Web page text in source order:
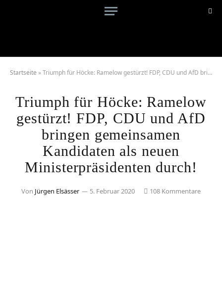
Startseite »Triumph für Höcke: Ramelow gestürzt! FDP, CDU und AfD bringen gemeinsamen Kandidaten als neuen Ministerpräsidenten durch!
Triumph für Höcke: Ramelow
gestürzt! FDP, CDU und AfD
bringen gemeinsamen
Kandidaten als neuen
Ministerpräsidenten durch!
Von Jürgen Elsässer 5. Februar 2020 108 Kommentare